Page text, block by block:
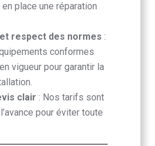
place une réparation
respect des normes :
conformes
vigueur pour garantir la
clair : Nos tarifs sont
pour éviter toute